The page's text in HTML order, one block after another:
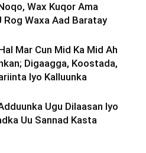
Wax Kuqor Ama
Rog Waxa Aad Baratay
Mar Cun Mid Ka Mid Ah
Digaagga, Koostada,
Iyo Kalluunka
Ugu Dilaasan Iyo
Uu Sannad Kasta